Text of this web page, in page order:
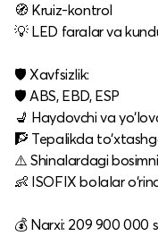
🧭 Kruiz-kontrol
💡 LED faralar va
🛡 Xavfsizlik:
🛡 ABS, EBD, ESP
💺 Haydovchi va
🧗 Tepalikda
⚠️ Shinalardagi
👶 ISOFIX bolalar
💰 Narxi: 209 900 000